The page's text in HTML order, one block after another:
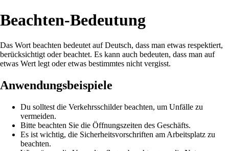
Beachten-Bedeutung
Das Wort beachten bedeutet auf Deutsch, dass man etwas respektiert,
berücksichtigt oder beachtet. Es kann auch bedeuten, dass man auf
etwas Wert legt oder etwas bestimmtes nicht vergisst.
Anwendungsbeispiele
Du solltest die Verkehrsschilder beachten, um Unfälle zu
vermeiden.
Bitte beachten Sie die Öffnungszeiten des Geschäfts.
Es ist wichtig, die Sicherheitsvorschriften am Arbeitsplatz zu
beachten.